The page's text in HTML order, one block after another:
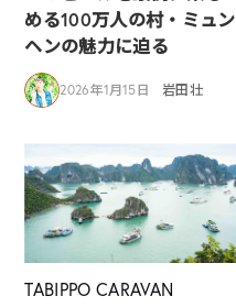
める100万人の村・ミュン
ヘンの魅力に迫る
2026年1月15日 岩田壮
TABIPPO CARAVAN